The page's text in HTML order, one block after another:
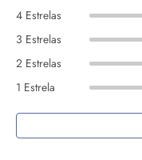
4 Estrelas
3 Estrelas
2 Estrelas
1 Estrela